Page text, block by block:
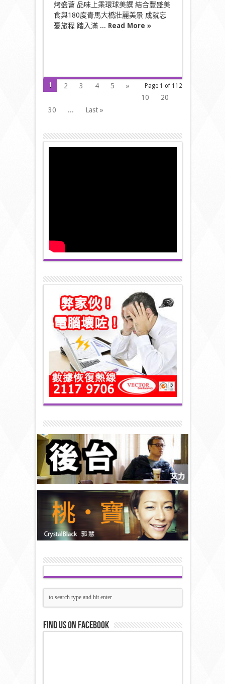
烤盛薈 品味上乘環球美饌 結合豐盛美
食與180度青馬大橋壯麗美景 成就忘
憂旅程 踏入滿 ... Read More »
Page 1 of 112
1 2 3 4 5
»
10
20
30
... Last »
Find us on Facebook